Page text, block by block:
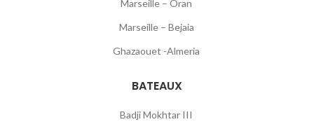
Marseille – Oran
Marseille – Bejaia
Ghazaouet -Almeria
BATEAUX
Badji Mokhtar III